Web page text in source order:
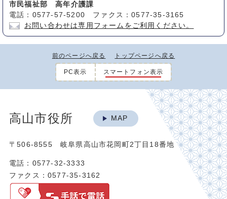
市民福祉部 高年介護課
電話：0577-57-5200 ファクス：0577-35-3165
お問い合わせは専用フォームをご利用ください。
前のページへ戻る トップページへ戻る
PC表示 スマートフォン表示
高山市役所 MAP
〒506-8555 岐阜県高山市花岡町2丁目18番地
電話：0577-32-3333
ファクス：0577-35-3162